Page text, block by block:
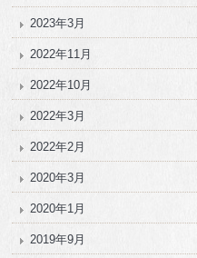
2023年3月
2022年11月
2022年10月
2022年3月
2022年2月
2020年3月
2020年1月
2019年9月